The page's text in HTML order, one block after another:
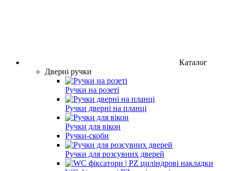
Каталог
Дверні ручки
Ручки на розеті
Ручки дверні на планці
Ручки для вікон
Ручки-скоби
Ручки для розсувних дверей